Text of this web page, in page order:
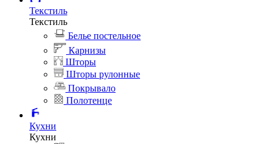
Текстиль
Текстиль
Белье постельное
Карнизы
Шторы
Шторы рулонные
Покрывало
Полотенце
Кухни
Кухни